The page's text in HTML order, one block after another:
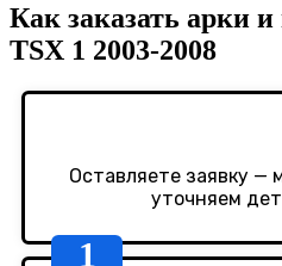
Как заказать арки
TSX 1 2003-2008
Оставляете заявку —
уточняем